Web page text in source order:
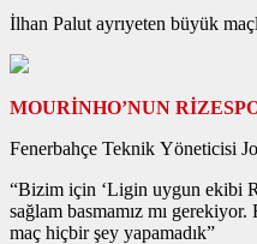
İlhan Palut ayrıyeten büyük
MOURİNHO’NUN
Fenerbahçe Teknik Yöneticisi
“Bizim için ‘Ligin uygun ekibi
sağlam basmamız mı
maç hiçbir şey yapamadık”